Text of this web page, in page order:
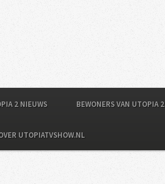
2 NIEUWS BEWONERS VAN UTOPIA 2
UTOPIATVSHOW.NL